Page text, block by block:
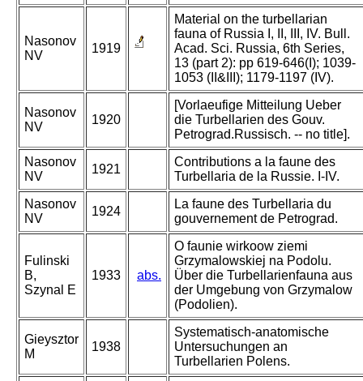
Nasonov
NV
1919
Material on the turbellarian
fauna of Russia I, II, III, IV. Bull.
Acad. Sci. Russia, 6th Series,
13 (part 2): pp 619-646(I); 1039-
1053 (II&III); 1179-1197 (IV).
Nasonov
NV
1920
[Vorlaeufige Mitteilung Ueber
die Turbellarien des Gouv.
Petrograd.Russisch. -- no title].
Nasonov
NV
1921
Contributions a la faune des
Turbellaria de la Russie. I-IV.
Nasonov
NV
1924
La faune des Turbellaria du
gouvernement de Petrograd.
Fulinski
B,
Szynal E
1933 abs.
O faunie wirkoow ziemi
Grzymalowskiej na Podolu.
Über die Turbellarienfauna aus
der Umgebung von Grzymalow
(Podolien).
Gieysztor
M
1938
Systematisch-anatomische
Untersuchungen an
Turbellarien Polens.